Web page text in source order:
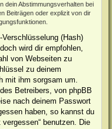
dein Abstimmungsverhalten bei
Beiträgen oder explizit von dir
(Hash)
wird dir empfohlen,
von Webseiten zu
zu deinem
mit ihm sorgsam um.
Betreibers, von phpBB
nach deinem Passwort
haben, so kannst du
benutzen. Die